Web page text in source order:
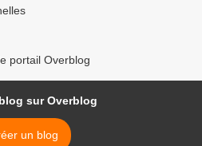
portail Overblog
sur Overblog
un blog